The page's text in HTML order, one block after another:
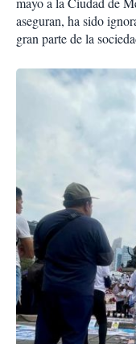
aseguran, ha sido
gran parte de la